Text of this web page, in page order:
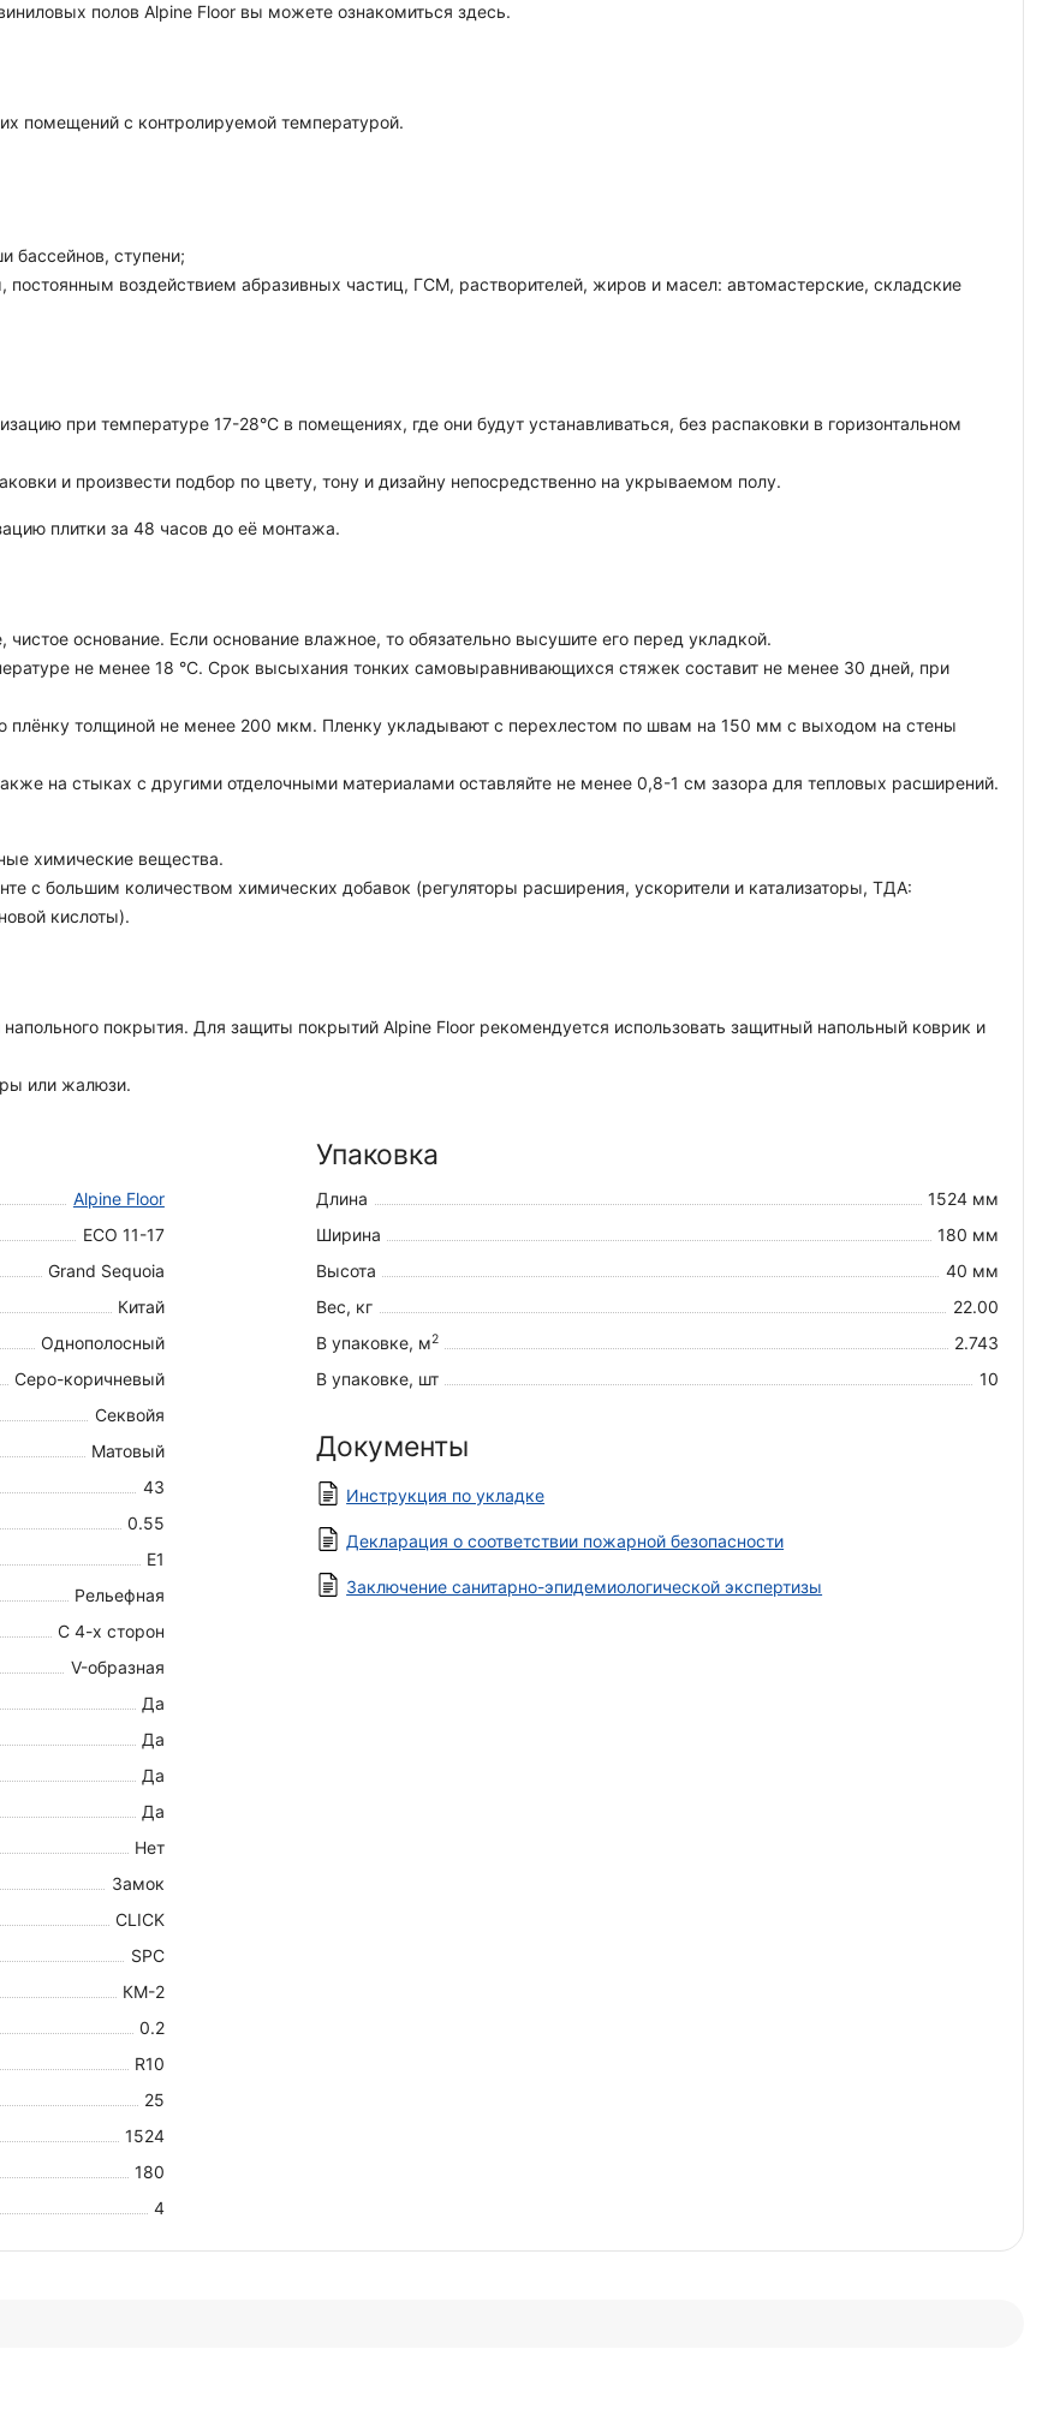
полов Alpine Floor вы можете ознакомиться здесь.
помещений с контролируемой температурой.
бассейнов, ступени;
воздействием абразивных частиц, ГСМ, растворителей, жиров и масел: автомастерские, складские
при температуре 17-28°C в помещениях, где они будут устанавливаться, без распаковки в горизонтальном
и произвести подбор по цвету, тону и дизайну непосредственно на укрываемом полу.
плитки за 48 часов до её монтажа.
основание. Если основание влажное, то обязательно высушите его перед укладкой.
не менее 18 °C. Срок высыхания тонких самовыравнивающихся стяжек составит не менее 30 дней, при
плёнку толщиной не менее 200 мкм. Пленку укладывают с перехлестом по швам на 150 мм с выходом на стены
на стыках с другими отделочными материалами оставляйте не менее 0,8-1 см зазора для тепловых расширений.
химические вещества.
с большим количеством химических добавок (регуляторы расширения, ускорители и катализаторы, ТДА:
кислоты).
покрытия. Для защиты покрытий Alpine Floor рекомендуется использовать защитный напольный коврик и
или жалюзи.
Alpine Floor
ECO 11-17
Grand Sequoia
Китай
Однополосный
Серо-коричневый
Секвойя
Матовый
43
0.55
E1
Рельефная
С 4-х сторон
V-образная
Да
Да
Да
Да
Нет
Замок
CLICK
SPC
КМ-2
0.2
R10
25
1524
180
4
Упаковка
Длина
1524 мм
Ширина
180 мм
Высота
40 мм
Вес, кг
22.00
В упаковке, м2
2.743
В упаковке, шт
10
Документы
Инструкция по укладке
Декларация о соответствии пожарной безопасности
Заключение санитарно-эпидемиологической экспертизы